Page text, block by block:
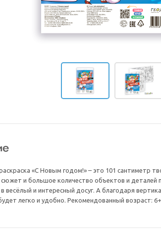
«С Новым годом!» – это 101 сантиметр
и большое количество объектов и деталей
весёлый и интересный досуг. А благодаря
легко и удобно. Рекомендованный возраст: